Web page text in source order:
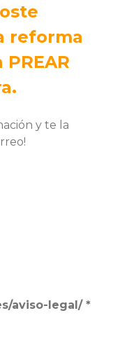
reforma
y te la
aviso-legal/ *